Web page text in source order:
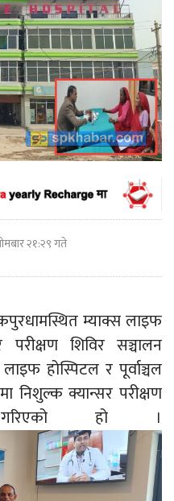
२१:२९ गते
म्याक्स लाइफ
शिविर सञ्चालन
होस्पिटल र पूर्वाञ्चल
निशुल्क क्यान्सर परीक्षण
हो ।